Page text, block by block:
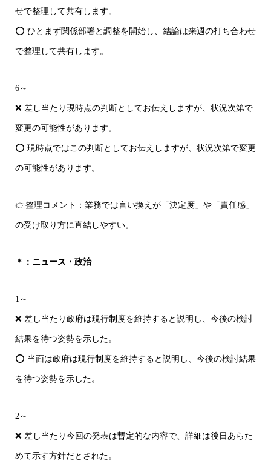
せで整理して共有します。
⭕ ひとまず関係部署と調整を開始し、結論は来週の打ち合わせ
で整理して共有します。
6～
❌ 差し当たり現時点の判断としてお伝えしますが、状況次第で
変更の可能性があります。
⭕ 現時点ではこの判断としてお伝えしますが、状況次第で変更
の可能性があります。
👉整理コメント：業務では言い換えが「決定度」や「責任感」
の受け取り方に直結しやすい。
＊：ニュース・政治
1～
❌ 差し当たり政府は現行制度を維持すると説明し、今後の検討
結果を待つ姿勢を示した。
⭕ 当面は政府は現行制度を維持すると説明し、今後の検討結果
を待つ姿勢を示した。
2～
❌ 差し当たり今回の発表は暫定的な内容で、詳細は後日あらた
めて示す方針だとされた。